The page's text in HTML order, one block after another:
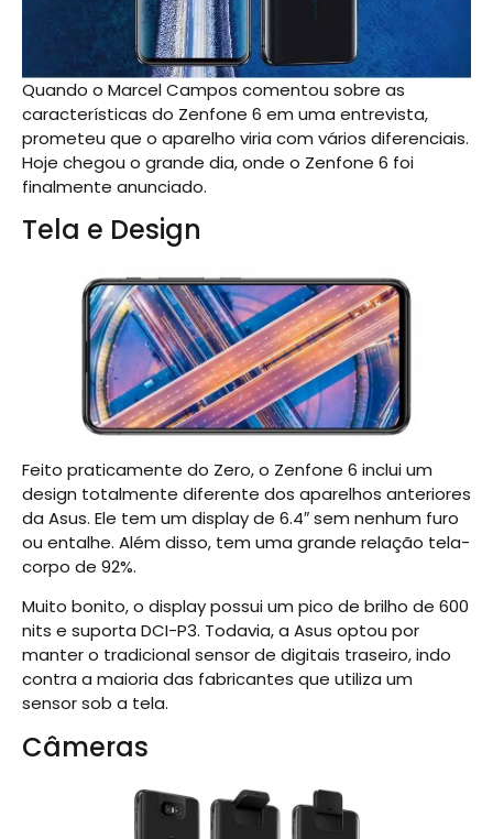
Quando o Marcel Campos comentou sobre as
características do Zenfone 6 em uma entrevista,
prometeu que o aparelho viria com vários diferenciais.
Hoje chegou o grande dia, onde o Zenfone 6 foi
finalmente anunciado.
Tela e Design
Feito praticamente do Zero, o Zenfone 6 inclui um
design totalmente diferente dos aparelhos anteriores
da Asus. Ele tem um display de 6.4″ sem nenhum furo
ou entalhe. Além disso, tem uma grande relação tela-
corpo de 92%.
Muito bonito, o display possui um pico de brilho de 600
nits e suporta DCI-P3. Todavia, a Asus optou por
manter o tradicional sensor de digitais traseiro, indo
contra a maioria das fabricantes que utiliza um
sensor sob a tela.
Câmeras